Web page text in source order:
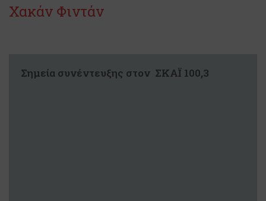
Χακάν Φιντάν
Σημεία συνέντευξης στον ΣΚΑΪ 100,3